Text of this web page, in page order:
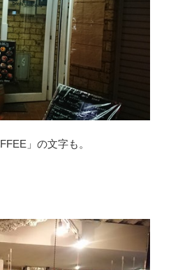
」の文字も。